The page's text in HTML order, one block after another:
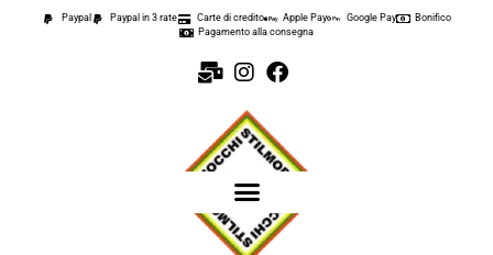
Paypal Paypal in 3 rate Carte di credito Apple Pay Google Pay
Bonifico
Pagamento alla consegna